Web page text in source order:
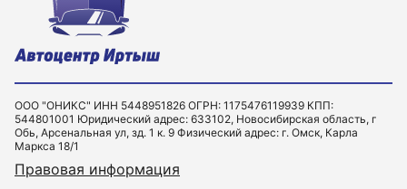
ООО "ОНИКС" ИНН 5448951826 ОГРН: 1175476119939 КПП:
544801001 Юридический адрес: 633102, Новосибирская область, г
Обь, Арсенальная ул, зд. 1 к. 9 Физический адрес: г. Омск, Карла
Маркса 18/1
Правовая информация